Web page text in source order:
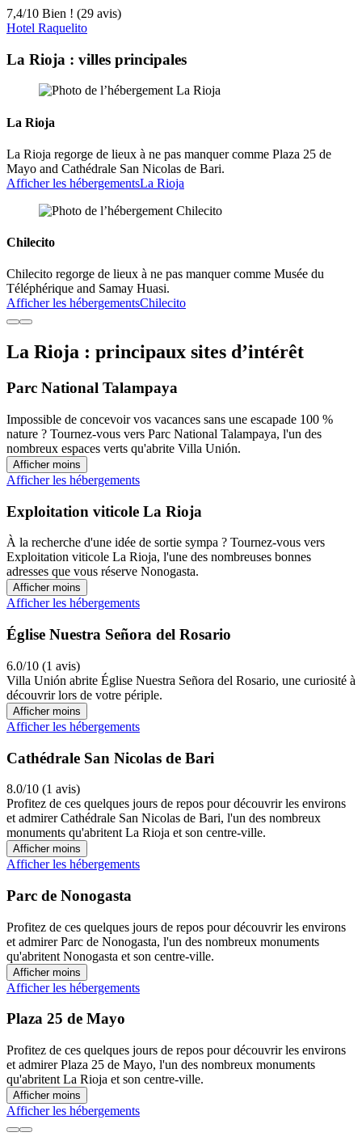
7,4/10 Bien ! (29 avis)
Hotel Raquelito
La Rioja : villes principales
La Rioja
La Rioja regorge de lieux à ne pas manquer comme Plaza 25 de
Mayo and Cathédrale San Nicolas de Bari.
Afficher les hébergementsLa Rioja
Chilecito
Chilecito regorge de lieux à ne pas manquer comme Musée du
Téléphérique and Samay Huasi.
Afficher les hébergementsChilecito
La Rioja : principaux sites d’intérêt
Parc National Talampaya
Impossible de concevoir vos vacances sans une escapade 100 %
nature ? Tournez-vous vers Parc National Talampaya, l'un des
nombreux espaces verts qu'abrite Villa Unión.
Afficher moins
Afficher les hébergements
Exploitation viticole La Rioja
À la recherche d'une idée de sortie sympa ? Tournez-vous vers
Exploitation viticole La Rioja, l'une des nombreuses bonnes
adresses que vous réserve Nonogasta.
Afficher moins
Afficher les hébergements
Église Nuestra Señora del Rosario
6.0/10 (1 avis)
Villa Unión abrite Église Nuestra Señora del Rosario, une curiosité à
découvrir lors de votre périple.
Afficher moins
Afficher les hébergements
Cathédrale San Nicolas de Bari
8.0/10 (1 avis)
Profitez de ces quelques jours de repos pour découvrir les environs
et admirer Cathédrale San Nicolas de Bari, l'un des nombreux
monuments qu'abritent La Rioja et son centre-ville.
Afficher moins
Afficher les hébergements
Parc de Nonogasta
Profitez de ces quelques jours de repos pour découvrir les environs
et admirer Parc de Nonogasta, l'un des nombreux monuments
qu'abritent Nonogasta et son centre-ville.
Afficher moins
Afficher les hébergements
Plaza 25 de Mayo
Profitez de ces quelques jours de repos pour découvrir les environs
et admirer Plaza 25 de Mayo, l'un des nombreux monuments
qu'abritent La Rioja et son centre-ville.
Afficher moins
Afficher les hébergements